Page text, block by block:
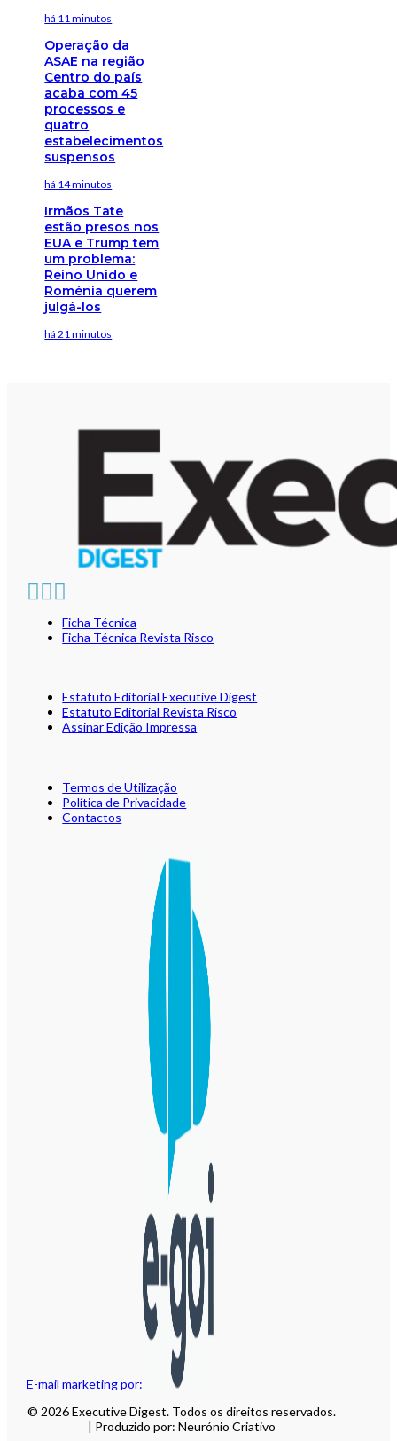
há 11 minutos
Operação da
ASAE na região
Centro do país
acaba com 45
processos e
quatro
estabelecimentos
suspensos
há 14 minutos
Irmãos Tate
estão presos nos
EUA e Trump tem
um problema:
Reino Unido e
Roménia querem
julgá-los
há 21 minutos
E-mail marketing por:
Ficha Técnica
Ficha Técnica Revista Risco
Estatuto Editorial Executive Digest
Estatuto Editorial Revista Risco
Assinar Edição Impressa
Termos de Utilização
Política de Privacidade
Contactos
© 2026 Executive Digest. Todos os direitos reservados.
| Produzido por: Neurónio Criativo